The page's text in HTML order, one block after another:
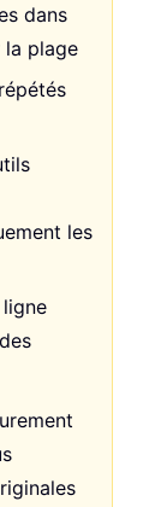
dans
la plage
les